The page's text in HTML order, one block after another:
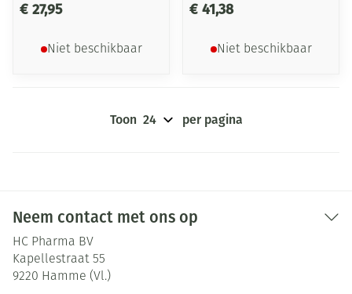
€ 27,95
Niet beschikbaar
€ 41,38
Niet beschikbaar
Toon per pagina
Neem contact met ons op
HC Pharma BV
Kapellestraat 55
9220 Hamme (Vl.)